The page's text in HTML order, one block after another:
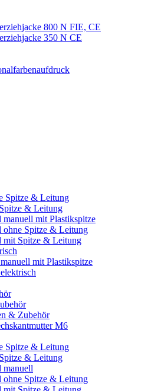
800 N FIE, CE
350 N CE
Spitze & Leitung
& Leitung
mit Plastikspitze
ohne Spitze & Leitung
mit Spitze & Leitung
mit Plastikspitze
& Zubehör
M6
Spitze & Leitung
& Leitung
manuell
ohne Spitze & Leitung